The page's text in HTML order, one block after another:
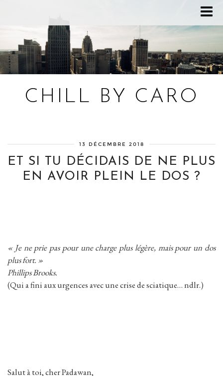
CHILL BY CARO
13 DÉCEMBRE 2018
ET SI TU DÉCIDAIS DE NE PLUS
EN AVOIR PLEIN LE DOS ?
« Je ne prie pas pour une charge plus légère, mais pour un dos
plus fort. »
Phillips Brooks.
(Qui a fini aux urgences avec une crise de sciatique… ndlr.)
Salut à toi, cher Padawan,